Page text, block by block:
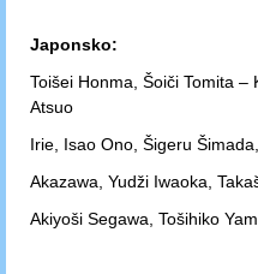
Japonsko:
Toišei Honma, Šoiči Tomita
Atsuo
Irie, Isao Ono, Šigeru
Akazawa, Yudži Iwaoka,
Akiyoši Segawa, Tošihiko